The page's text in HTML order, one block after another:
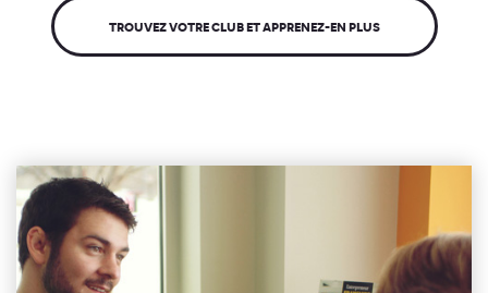
TROUVEZ VOTRE CLUB ET APPRENEZ-EN PLUS